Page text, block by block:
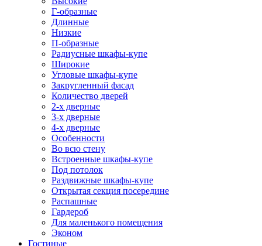
Г-образные
Длинные
Низкие
П-образные
Радиусные шкафы-купе
Широкие
Угловые шкафы-купе
Закругленный фасад
Количество дверей
2-х дверные
3-х дверные
4-х дверные
Особенности
Во всю стену
Встроенные шкафы-купе
Под потолок
Раздвижные шкафы-купе
Открытая секция посередине
Распашные
Гардероб
Для маленького помещения
Эконом
Гостиные